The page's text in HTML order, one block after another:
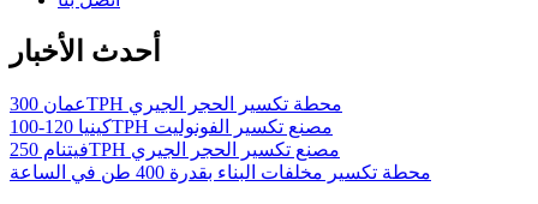
أحدث الأخبار
عمان 300TPH محطة تكسير الحجر الجيري
كينيا 120-100TPH مصنع تكسير الفونوليت
فيتنام 250TPH مصنع تكسير الحجر الجيري
محطة تكسير مخلفات البناء بقدرة 400 طن في الساعة